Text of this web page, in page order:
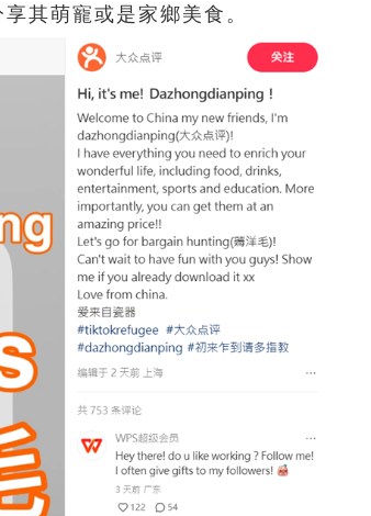
其萌寵或是家鄉美食。